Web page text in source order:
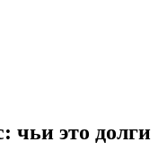
это долги